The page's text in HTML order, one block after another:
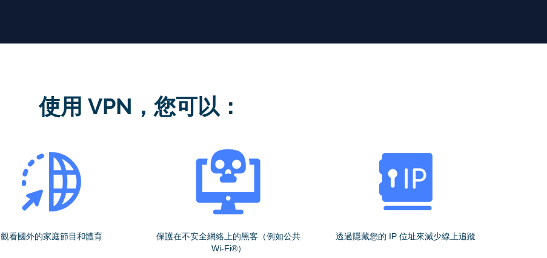
使用 VPN，您可以：
觀看國外的家庭節目和體育
保護在不安全網絡上的黑客（例如公共
Wi-Fi®）
透過隱藏您的 IP 位址來減少線上追蹤